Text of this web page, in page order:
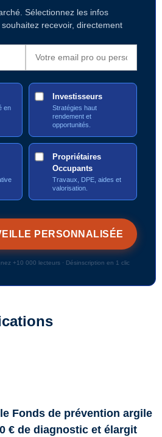
Sélectionnez les infos
recevoir, directement
en
Investisseurs
Stratégies haut
rendement et
opportunités.
Propriétaires
Occupants
Travaux, DPE, aides et
valorisation.
+10 000 lecteurs · Désinscription en 1 clic
Fonds de prévention argile
€ de diagnostic et élargit